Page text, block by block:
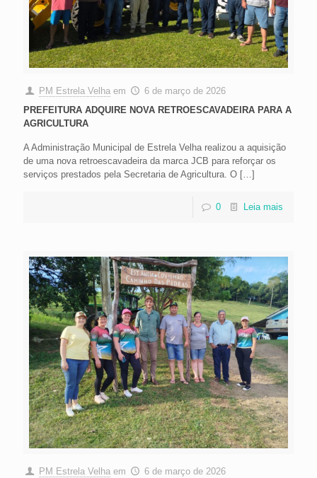
PM Estrela Velha em
6 de março de 2026
PREFEITURA ADQUIRE NOVA RETROESCAVADEIRA PARA A
AGRICULTURA
A Administração Municipal de Estrela Velha realizou a aquisição
de uma nova retroescavadeira da marca JCB para reforçar os
serviços prestados pela Secretaria de Agricultura. O […]
0 Leia mais
PM Estrela Velha em
6 de março de 2026